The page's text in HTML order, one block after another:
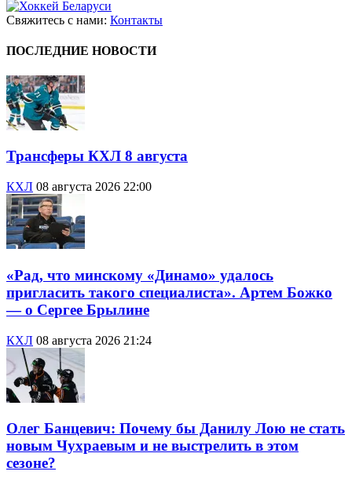
Свяжитесь с нами: Контакты
ПОСЛЕДНИЕ НОВОСТИ
Трансферы КХЛ 8 августа
КХЛ 08 августа 2026 22:00
«Рад, что минскому «Динамо» удалось
пригласить такого специалиста». Артем Божко
— о Сергее Брылине
КХЛ 08 августа 2026 21:24
Олег Банцевич: Почему бы Данилу Лою не стать
новым Чухраевым и не выстрелить в этом
сезоне?